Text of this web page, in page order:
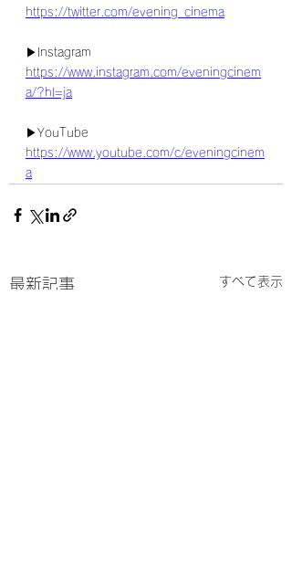
https://twitter.com/evening_cinema
▶Instagram
https://www.instagram.com/eveningcinem
a/?hl=ja
▶YouTube
https://www.youtube.com/c/eveningcinem
a
最新記事 すべて表示